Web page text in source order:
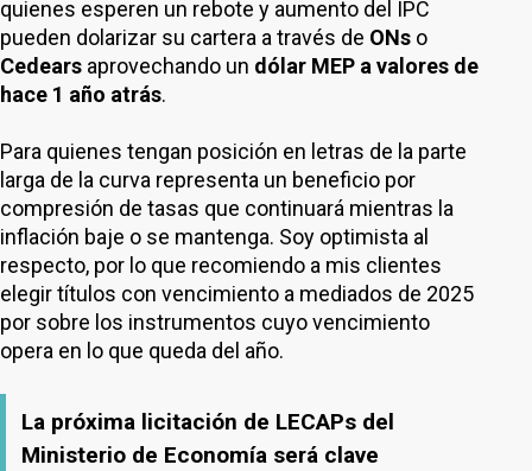
quienes esperen un rebote y aumento del IPC
pueden dolarizar su cartera a través de ONs o
Cedears aprovechando un dólar MEP a valores de
hace 1 año atrás.
Para quienes tengan posición en letras de la parte
larga de la curva representa un beneficio por
compresión de tasas que continuará mientras la
inflación baje o se mantenga. Soy optimista al
respecto, por lo que recomiendo a mis clientes
elegir títulos con vencimiento a mediados de 2025
por sobre los instrumentos cuyo vencimiento
opera en lo que queda del año.
La próxima licitación de LECAPs del
Ministerio de Economía será clave